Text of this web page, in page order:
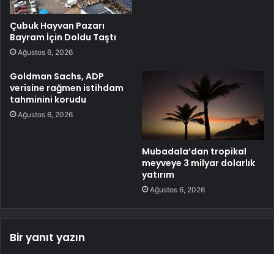
Çubuk Hayvan Pazarı
Bayram İçin Doldu Taştı
Ağustos 6, 2026
Goldman Sachs, ADP
verisine rağmen istihdam
tahminini korudu
Ağustos 6, 2026
Mubadala’dan tropikal
meyveye 3 milyar dolarlık
yatırım
Ağustos 6, 2026
Bir yanıt yazın